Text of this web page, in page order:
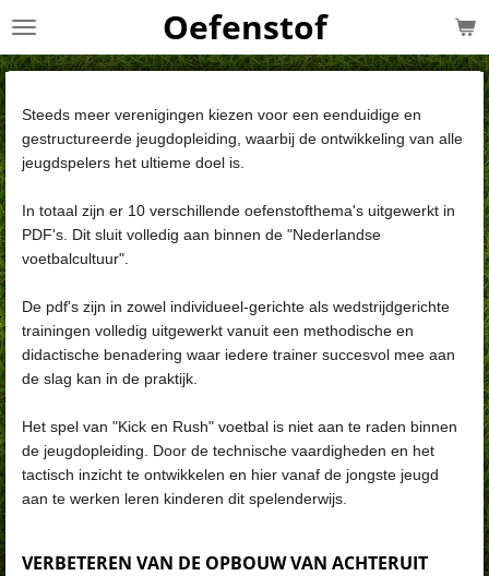
Ga
naar
hoofdinhoud
Oefenstof
Steeds meer verenigingen kiezen voor een eenduidige en
gestructureerde jeugdopleiding, waarbij de ontwikkeling van alle
jeugdspelers het ultieme doel is.
In totaal zijn er 10 verschillende oefenstofthema's uitgewerkt in
PDF's. Dit sluit volledig aan binnen de "Nederlandse
voetbalcultuur".
De pdf's zijn in zowel individueel-gerichte als wedstrijdgerichte
trainingen volledig uitgewerkt vanuit een methodische en
didactische benadering waar iedere trainer succesvol mee aan
de slag kan in de praktijk.
Het spel van "Kick en Rush" voetbal is niet aan te raden binnen
de jeugdopleiding. Door de technische vaardigheden en het
tactisch inzicht te ontwikkelen en hier vanaf de jongste jeugd
aan te werken leren kinderen dit spelenderwijs.
VERBETEREN VAN DE OPBOUW VAN ACHTERUIT